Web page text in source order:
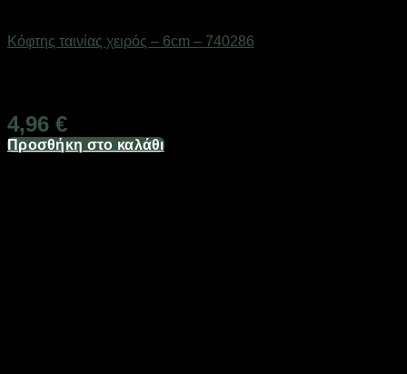
Κόφτης ταινίας χειρός – 6cm – 740286
4,96 €
Προσθήκη στο καλάθι